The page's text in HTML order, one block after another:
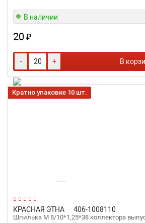
В наличии
20₽
- + В
КРАСНАЯ ЭТНА 406-1008110
Шпилька М 8/10*1,25*38 коллектора
Кратно упаковке 10 шт.